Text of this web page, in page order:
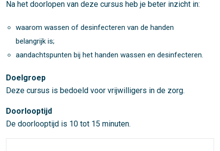
Na het doorlopen van deze cursus heb je beter inzicht in:
waarom wassen of desinfecteren van de handen
belangrijk is;
aandachtspunten bij het handen wassen en desinfecteren.
Doelgroep
Deze cursus is bedoeld voor vrijwilligers in de zorg.
Doorlooptijd
De doorlooptijd is 10 tot 15 minuten.